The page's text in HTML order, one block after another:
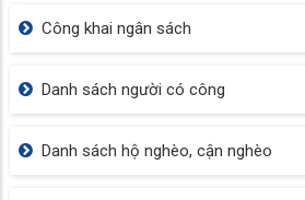
Công khai ngân sách
Danh sách người có công
Danh sách hộ nghèo, cận nghèo